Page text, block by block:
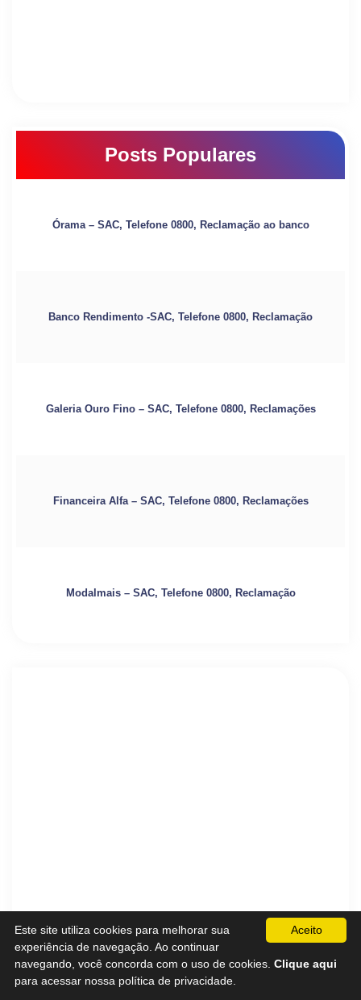
Posts Populares
Órama – SAC, Telefone 0800, Reclamação ao banco
Banco Rendimento -SAC, Telefone 0800, Reclamação
Galeria Ouro Fino – SAC, Telefone 0800, Reclamações
Financeira Alfa – SAC, Telefone 0800, Reclamações
Modalmais – SAC, Telefone 0800, Reclamação
Aceito
Este site utiliza cookies para melhorar sua
experiência de navegação. Ao continuar
navegando, você concorda com o uso de cookies. Clique aqui
para acessar nossa política de privacidade.